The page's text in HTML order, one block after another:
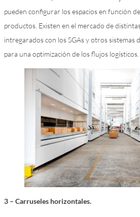
pueden configurar los espacios en función
productos. Existen en el mercado de
intregarados con los SGAs y otros sistemas
para una optimización de los flujos logísticos.
3 – Carruseles horizontales.